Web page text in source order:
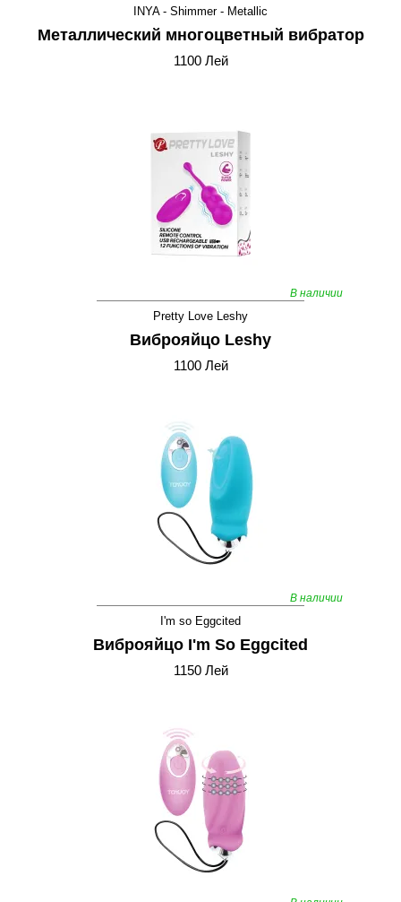
INYA - Shimmer - Metallic
Металлический многоцветный вибратор
1100 Лей
В наличии
Pretty Love Leshy
Виброяйцо Leshy
1100 Лей
В наличии
I'm so Eggcited
Виброяйцо I'm So Eggcited
1150 Лей